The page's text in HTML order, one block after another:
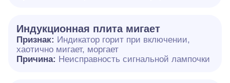
Индукционная плита мигает
Признак: Индикатор горит при включении,
хаотично мигает, моргает
Причина: Неисправность сигнальной лампочки